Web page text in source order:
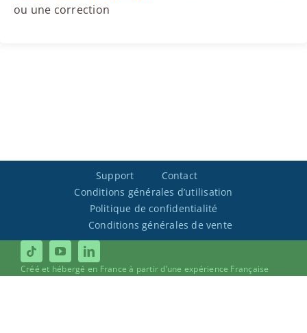
ou une correction
Support
Contact
Conditions générales d’utilisation
Politique de confidentialité
Conditions générales de vente
Créé et hébergé en France à partir d’une expérience Française